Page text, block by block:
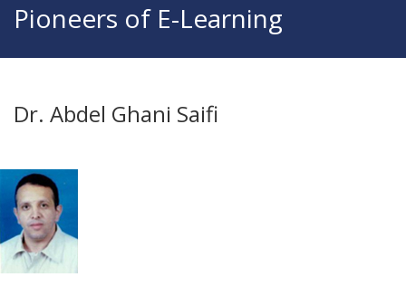
Pioneers of E-Learning
Dr. Abdel Ghani Saifi